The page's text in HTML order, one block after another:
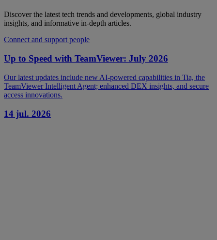
Discover the latest tech trends and developments, global industry
insights, and informative in-depth articles.
Connect and support people
Up to Speed with TeamViewer: July 2026
Our latest updates include new AI-powered capabilities in Tia, the
TeamViewer Intelligent Agent; enhanced DEX insights, and secure
access innovations.
14 jul. 2026